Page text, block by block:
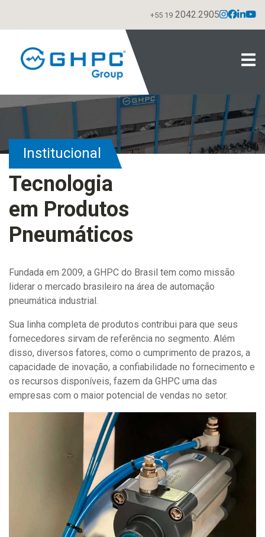
+55 19 2042.2905
Institucional
Tecnologia
em Produtos
Pneumáticos
Fundada em 2009, a GHPC do Brasil tem como missão
liderar o mercado brasileiro na área de automação
pneumática industrial.
Sua linha completa de produtos contribui para que seus
fornecedores sirvam de referência no segmento. Além
disso, diversos fatores, como o cumprimento de prazos, a
capacidade de inovação, a confiabilidade no fornecimento e
os recursos disponíveis, fazem da GHPC uma das
empresas com o maior potencial de vendas no setor.